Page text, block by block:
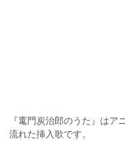
『竃門炭治郎のうた』は
流れた挿入歌です。